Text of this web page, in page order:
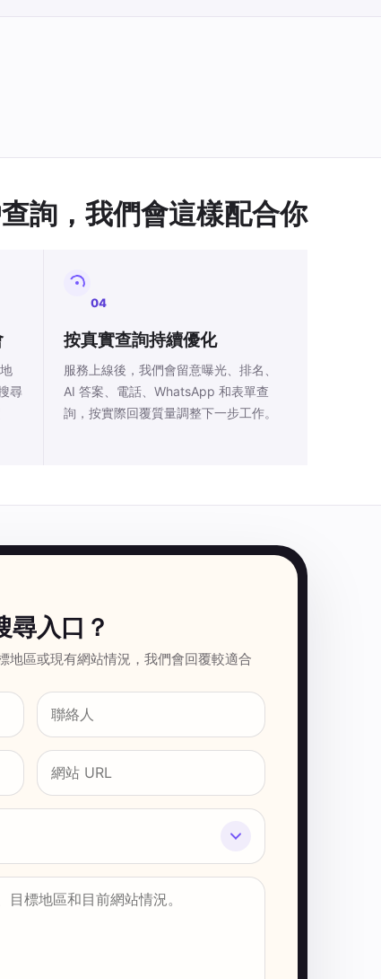
詢，我們會這樣配合你
尋
04
按真實查詢持續優化
服務上線後，我們會留意曝光、排名、
AI 答案、電話、WhatsApp 和表單查
詢，按實際回覆質量調整下一步工作。
尋入口？
地區或現有網站情況，我們會回覆較適合